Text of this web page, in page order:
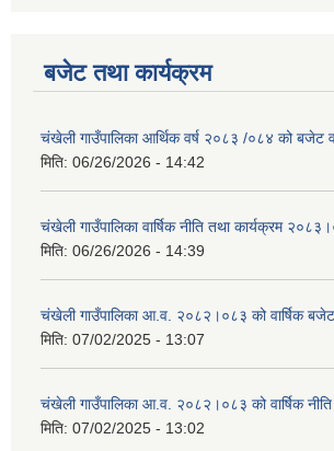
बजेट तथा कार्यक्रम
चंखेली गाउँपालिका आर्थिक वर्ष २०८३ /०८४ को बजेट
मिति: 06/26/2026 - 14:42
चंखेली गाउँपालिका वार्षिक नीति तथा कार्यक्रम
मिति: 06/26/2026 - 14:39
चंखेली गाउँपालिका आ.व. २०८२।०८३ को वार्षिक
मिति: 07/02/2025 - 13:07
चंखेली गाउँपालिका आ.व. २०८२।०८३ को वार्षिक
मिति: 07/02/2025 - 13:02